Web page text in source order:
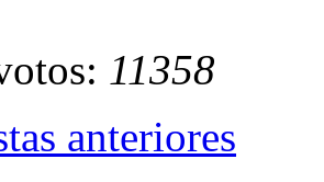
11358
anteriores